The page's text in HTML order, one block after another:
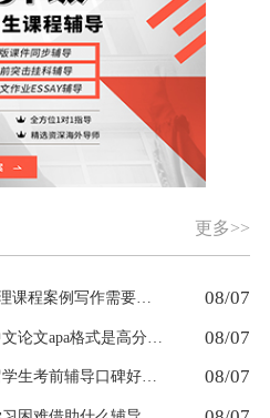
更多>>
曼彻斯特大学NURS1005护理课程案例写作需要留意哪些细节 08/07
想要避开学术不端？掌握中文论文apa格式是高分第一步 08/07
宾夕法尼亚大学沃顿商科留学生考前辅导口碑好的机构有哪些 08/07